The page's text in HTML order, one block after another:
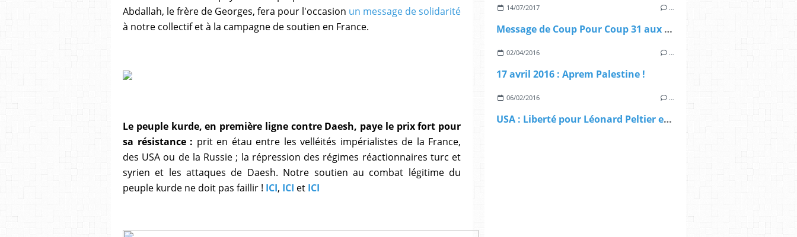
Abdallah, le frère de Georges, fera pour l'occasion un message de solidarité
à notre collectif et à la campagne de soutien en France.
Le peuple kurde, en première ligne contre Daesh, paye le prix fort pour
sa résistance : prit en étau entre les velléités impérialistes de la France,
des USA ou de la Russie ; la répression des régimes réactionnaires turc et
syrien et les attaques de Daesh. Notre soutien au combat légitime du
peuple kurde ne doit pas faillir ! ICI, ICI et ICI
14/07/2017 …
Message de Coup Pour Coup 31 aux rassemblements de Beyrouth et Tunis pour Georges Abdallah !
02/04/2016 …
17 avril 2016 : Aprem Palestine !
06/02/2016 …
USA : Liberté pour Léonard Peltier et pour tous les prisonniers politiques !